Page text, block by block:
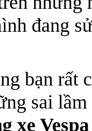
đang
bạn rất
sai
xe